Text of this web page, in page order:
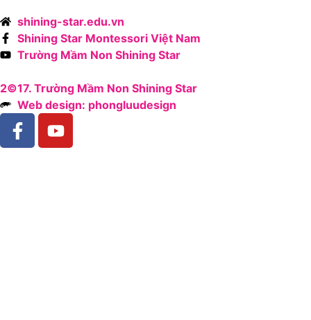
shining-star.edu.vn
Shining Star Montessori Việt Nam
Trường Mầm Non Shining Star
2©17. Trường Mầm Non Shining Star
Web design: phongluudesign